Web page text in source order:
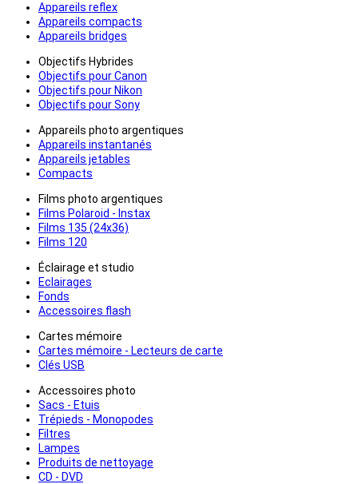
Appareils reflex
Appareils compacts
Appareils bridges
Objectifs Hybrides
Objectifs pour Canon
Objectifs pour Nikon
Objectifs pour Sony
Appareils photo argentiques
Appareils instantanés
Appareils jetables
Compacts
Films photo argentiques
Films Polaroid - Instax
Films 135 (24x36)
Films 120
Éclairage et studio
Eclairages
Fonds
Accessoires flash
Cartes mémoire
Cartes mémoire - Lecteurs de carte
Clés USB
Accessoires photo
Sacs - Etuis
Trépieds - Monopodes
Filtres
Lampes
Produits de nettoyage
CD - DVD